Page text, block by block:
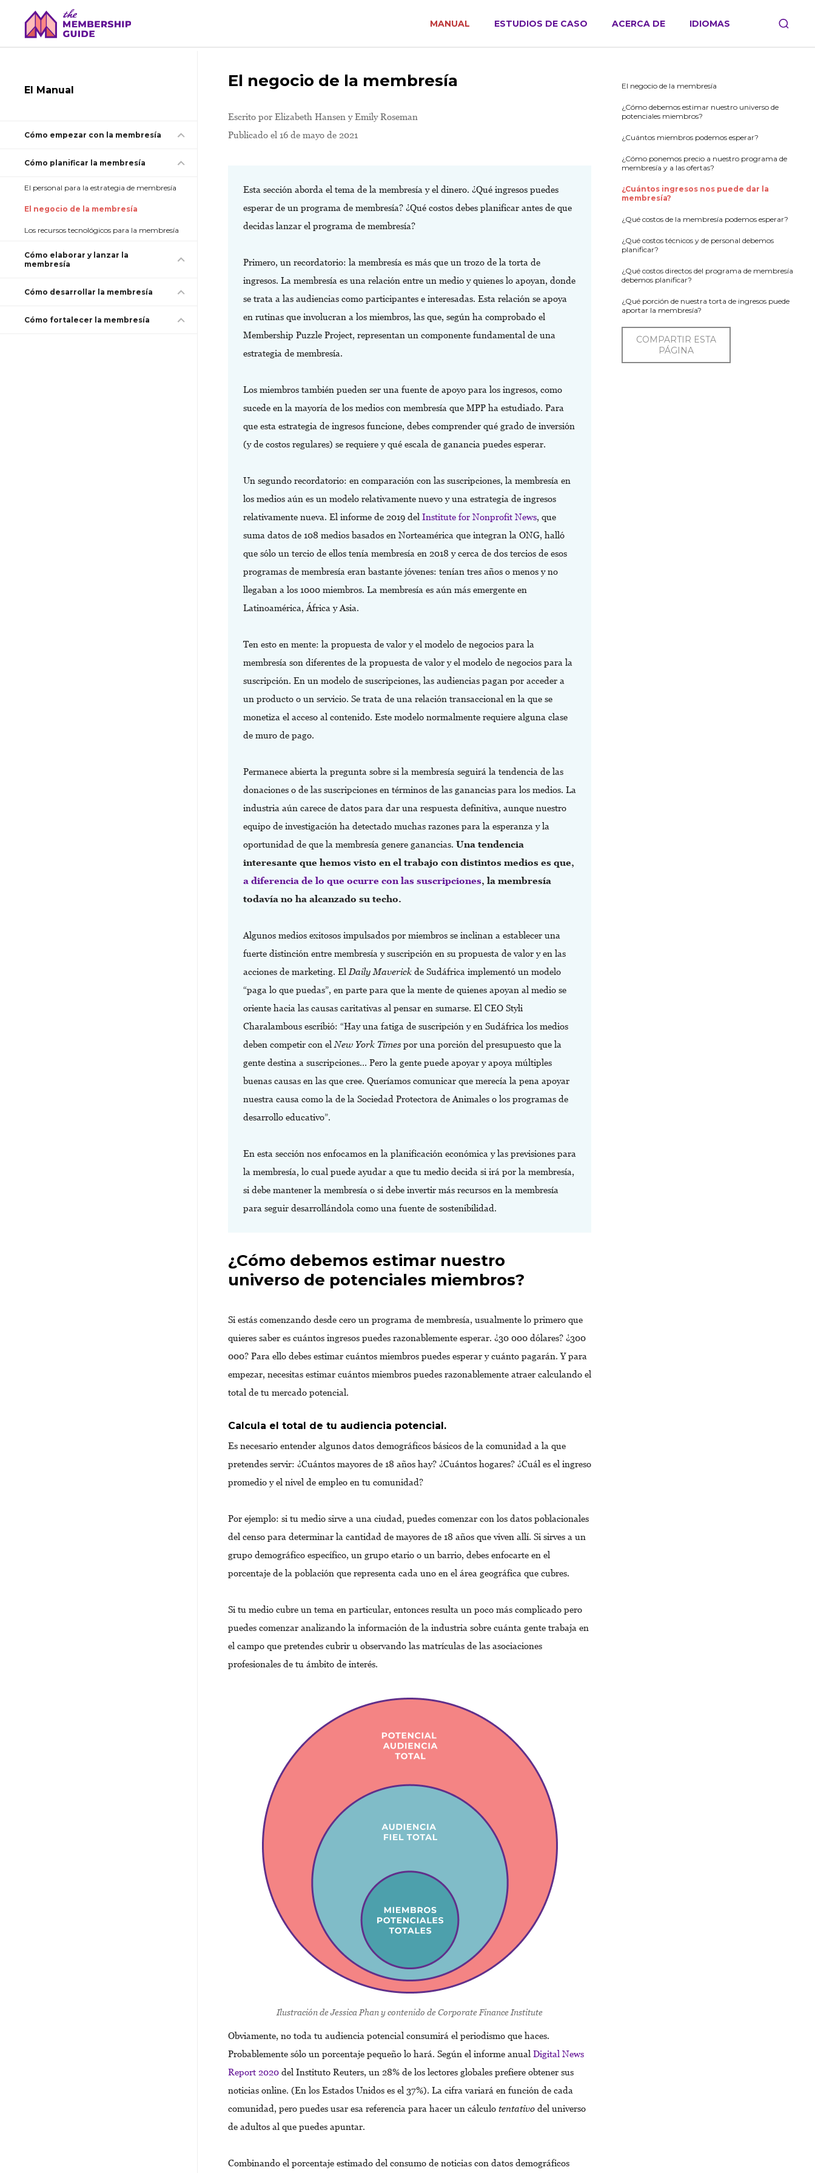
MANUAL ESTUDIOS DE CASO ACERCA DE IDIOMAS
El Manual
Cómo empezar con la membresía
Cómo planificar la membresía
El personal para la estrategia de membresía
El negocio de la membresía
Los recursos tecnológicos para la membresía
Cómo elaborar y lanzar la
membresía
Cómo desarrollar la membresía
Cómo fortalecer la membresía
El negocio de la membresía
Escrito por Elizabeth Hansen y Emily Roseman
Publicado el 16 de mayo de 2021
Esta sección aborda el tema de la membresía y el dinero. ¿Qué ingresos puedes
esperar de un programa de membresía? ¿Qué costos debes planificar antes de que
decidas lanzar el programa de membresía?
Primero, un recordatorio: la membresía es más que un trozo de la torta de
ingresos. La membresía es una relación entre un medio y quienes lo apoyan, donde
se trata a las audiencias como participantes e interesadas. Esta relación se apoya
en rutinas que involucran a los miembros, las que, según ha comprobado el
Membership Puzzle Project, representan un componente fundamental de una
estrategia de membresía.
Los miembros también pueden ser una fuente de apoyo para los ingresos, como
sucede en la mayoría de los medios con membresía que MPP ha estudiado. Para
que esta estrategia de ingresos funcione, debes comprender qué grado de inversión
(y de costos regulares) se requiere y qué escala de ganancia puedes esperar.
Un segundo recordatorio: en comparación con las suscripciones, la membresía en
los medios aún es un modelo relativamente nuevo y una estrategia de ingresos
relativamente nueva. El informe de 2019 del Institute for Nonprofit News, que
suma datos de 108 medios basados en Norteamérica que integran la ONG, halló
que sólo un tercio de ellos tenía membresía en 2018 y cerca de dos tercios de esos
programas de membresía eran bastante jóvenes: tenían tres años o menos y no
llegaban a los 1000 miembros. La membresía es aún más emergente en
Latinoamérica, África y Asia.
Ten esto en mente: la propuesta de valor y el modelo de negocios para la
membresía son diferentes de la propuesta de valor y el modelo de negocios para la
suscripción. En un modelo de suscripciones, las audiencias pagan por acceder a
un producto o un servicio. Se trata de una relación transaccional en la que se
monetiza el acceso al contenido. Este modelo normalmente requiere alguna clase
de muro de pago.
Permanece abierta la pregunta sobre si la membresía seguirá la tendencia de las
donaciones o de las suscripciones en términos de las ganancias para los medios. La
industria aún carece de datos para dar una respuesta definitiva, aunque nuestro
equipo de investigación ha detectado muchas razones para la esperanza y la
oportunidad de que la membresía genere ganancias. Una tendencia
interesante que hemos visto en el trabajo con distintos medios es que,
a diferencia de lo que ocurre con las suscripciones, la membresía
todavía no ha alcanzado su techo.
Algunos medios exitosos impulsados por miembros se inclinan a establecer una
fuerte distinción entre membresía y suscripción en su propuesta de valor y en las
acciones de marketing. El Daily Maverick de Sudáfrica implementó un modelo
“paga lo que puedas”, en parte para que la mente de quienes apoyan al medio se
oriente hacia las causas caritativas al pensar en sumarse. El CEO Styli
Charalambous escribió: “Hay una fatiga de suscripción y en Sudáfrica los medios
deben competir con el New York Times por una porción del presupuesto que la
gente destina a suscripciones… Pero la gente puede apoyar y apoya múltiples
buenas causas en las que cree. Queríamos comunicar que merecía la pena apoyar
nuestra causa como la de la Sociedad Protectora de Animales o los programas de
desarrollo educativo”.
En esta sección nos enfocamos en la planificación económica y las previsiones para
la membresía, lo cual puede ayudar a que tu medio decida si irá por la membresía,
si debe mantener la membresía o si debe invertir más recursos en la membresía
para seguir desarrollándola como una fuente de sostenibilidad.
¿Cómo debemos estimar nuestro
universo de potenciales miembros?
Si estás comenzando desde cero un programa de membresía, usualmente lo primero que
quieres saber es cuántos ingresos puedes razonablemente esperar. ¿30 000 dólares? ¿300
000? Para ello debes estimar cuántos miembros puedes esperar y cuánto pagarán. Y para
empezar, necesitas estimar cuántos miembros puedes razonablemente atraer calculando el
total de tu mercado potencial.
Calcula el total de tu audiencia potencial.
Es necesario entender algunos datos demográficos básicos de la comunidad a la que
pretendes servir: ¿Cuántos mayores de 18 años hay? ¿Cuántos hogares? ¿Cuál es el ingreso
promedio y el nivel de empleo en tu comunidad?
Por ejemplo: si tu medio sirve a una ciudad, puedes comenzar con los datos poblacionales
del censo para determinar la cantidad de mayores de 18 años que viven allí. Si sirves a un
grupo demográfico específico, un grupo etario o un barrio, debes enfocarte en el
porcentaje de la población que representa cada uno en el área geográfica que cubres.
Si tu medio cubre un tema en particular, entonces resulta un poco más complicado pero
puedes comenzar analizando la información de la industria sobre cuánta gente trabaja en
el campo que pretendes cubrir u observando las matrículas de las asociaciones
profesionales de tu ámbito de interés.
Ilustración de Jessica Phan y contenido deCorporate Finance Institute
Obviamente, no toda tu audiencia potencial consumirá el periodismo que haces.
Probablemente sólo un porcentaje pequeño lo hará. Según el informe anual Digital News
Report 2020 del Instituto Reuters, un 28% de los lectores globales prefiere obtener sus
noticias online. (En los Estados Unidos es el 37%). La cifra variará en función de cada
comunidad, pero puedes usar esa referencia para hacer un cálculo tentativo del universo
de adultos al que puedes apuntar.
Combinando el porcentaje estimado del consumo de noticias con datos demográficos
El negocio de la membresía
¿Cómo debemos estimar nuestro universo de
potenciales miembros?
¿Cuántos miembros podemos esperar?
¿Cómo ponemos precio a nuestro programa de
membresía y a las ofertas?
¿Cuántos ingresos nos puede dar la
membresía?
¿Qué costos de la membresía podemos esperar?
¿Qué costos técnicos y de personal debemos
planificar?
¿Qué costos directos del programa de membresía
debemos planificar?
¿Qué porción de nuestra torta de ingresos puede
aportar la membresía?
COMPARTIR ESTA
PÁGINA